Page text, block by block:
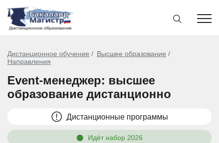
Дистанционное обучение
Высшее образование
Направления
Event-менеджер: высшее
образование дистанционно
Дистанционные программы
Идёт набор 2026